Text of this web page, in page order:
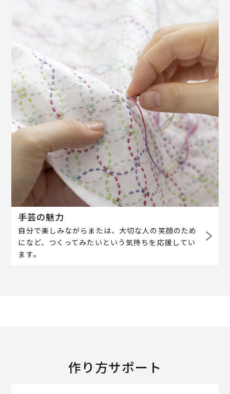
手芸の魅力
自分で楽しみながらまたは、大切な人の笑顔のため
になど、つくってみたいという気持ちを応援してい
ます。
作り方サポート